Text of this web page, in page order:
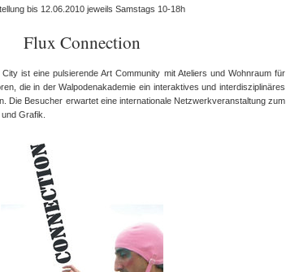
bis 12.06.2010 jeweils Samstags 10-18h
Flux Connection
ist eine pulsierende Art Community mit Ateliers und Wohnraum für
die in der Walpodenakademie ein interaktives und interdisziplinäres
Die Besucher erwartet eine internationale Netzwerkveranstaltung zum
Grafik.